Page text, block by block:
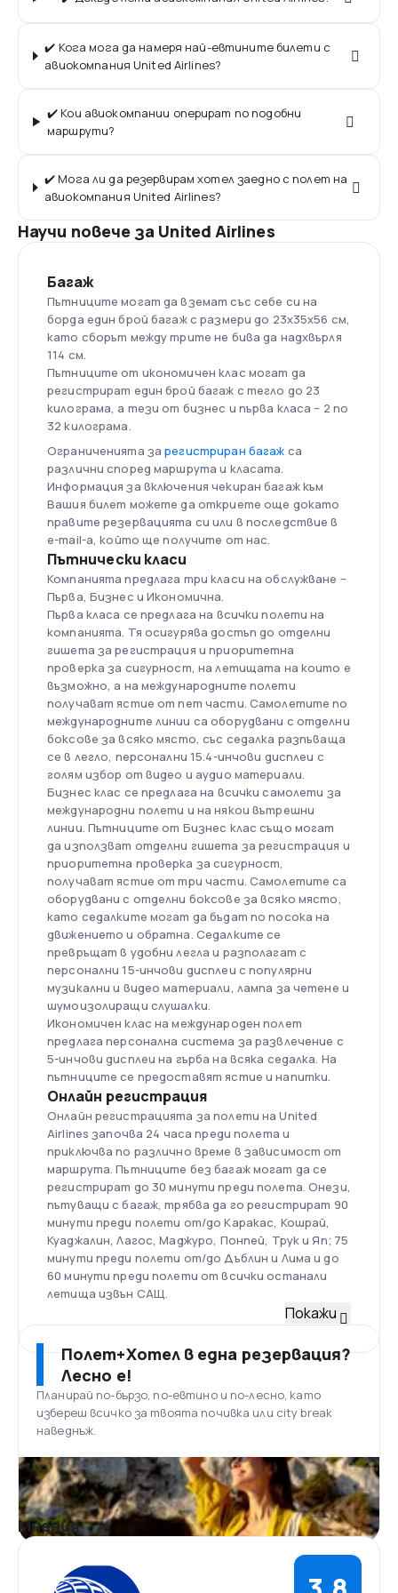
✔️ Кога мога да намеря най-евтините билети с
авиокомпания United Airlines?
✔️ Кои авиокомпании оперират по подобни
маршрути?
✔️ Мога ли да резервирам хотел заедно с полет на
авиокомпания United Airlines?
Научи повече за United Airlines
Багаж
Пътниците могат да вземат със себе си на
борда един брой багаж с размери до 23x35x56 см,
като сборът между трите не бива да надхвърля
114 см.
Пътниците от икономичен клас могат да
регистрират един брой багаж с тегло до 23
килограма, а тези от бизнес и първа класа – 2 по
32 килограма.
Ограниченията зарегистриран багаж са
различни според маршрута и класата.
Информация за включения чекиран багаж към
Вашия билет можете да откриете още докато
правите резервацията си или в последствие в
e-mail-а, който ще получите от нас.
Пътнически класи
Компанията предлага три класи на обслужване –
Първа, Бизнес и Икономична.
Първа класа се предлага на всички полети на
компанията. Тя осигурява достъп до отделни
гишета за регистрация и приоритетна
проверка за сигурност, на летищата на които е
възможно, а на международните полети
получават ястие от пет части. Самолетите по
международните линии са оборудвани с отделни
боксове за всяко място, със седалка разпъваща
се в легло, персонални 15.4-инчови дисплеи с
голям избор от видео и аудио материали.
Бизнес клас се предлага на всички самолети за
международни полети и на някои вътрешни
линии. Пътниците от Бизнес клас също могат
да използват отделни гишета за регистрация и
приоритетна проверка за сигурност,
получават ястие от три части. Самолетите са
оборудвани с отделни боксове за всяко място,
като седалките могат да бъдат по посока на
движението и обратна. Седалките се
превръщат в удобни легла и разполагат с
персонални 15-инчови дисплеи с популярни
музикални и видео материали, лампа за четене и
шумоизолиращи слушалки.
Икономичен клас на международен полет
предлага персонална система за развлечение с
5-инчови дисплеи на гърба на всяка седалка. На
пътниците се предоставят ястие и напитки.
Онлайн регистрация
Онлайн регистрацията за полети на United
Airlines започва 24 часа преди полета и
приключва по различно време в зависимост от
маршрута. Пътниците без багаж могат да се
регистрират до 30 минути преди полета. Онези,
пътуващи с багаж, трябва да го регистрират 90
минути преди полети от/до Каракас, Кошрай,
Куаджалин, Лагос, Маджуро, Понпей, Трук и Яп; 75
минути преди полети от/до Дъблин и Лима и до
60 минути преди полети от всички останали
летища извън САЩ.
наброява 360 самолета, а дестинациите, до
които продава самолетни билети са 216. Към
2018 г. авиокомпанията оперира 757 самолета,
от които Airbus и Boeing. Направени са поръчки
на още 252 самолета.
Летище О'Хеър, Чикаго
Летище Чикаго О’Хеър е разположено на 27 км
северозападно от историческия център на
град Чикаго, щата Илинойс, САЩ. Обслужва
района на Чикаго и служи за база на
американските авиокомпании United Airlines и
натоварено международно летище на САЩ след
летище JFK в Ню Йорк и аерогарите на Лос
Покажи
Полет+Хотел в една резервация?
Лесно е!
Планирай по-бързо, по-евтино и по-лесно, като
избереш всичко за твоята почивка или city break
наведнъж.
Мнения